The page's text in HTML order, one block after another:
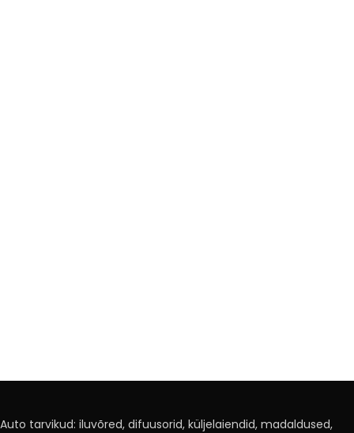
Auto tarvikud: iluvõred, difuusorid, küljelaiendid, madaldused,